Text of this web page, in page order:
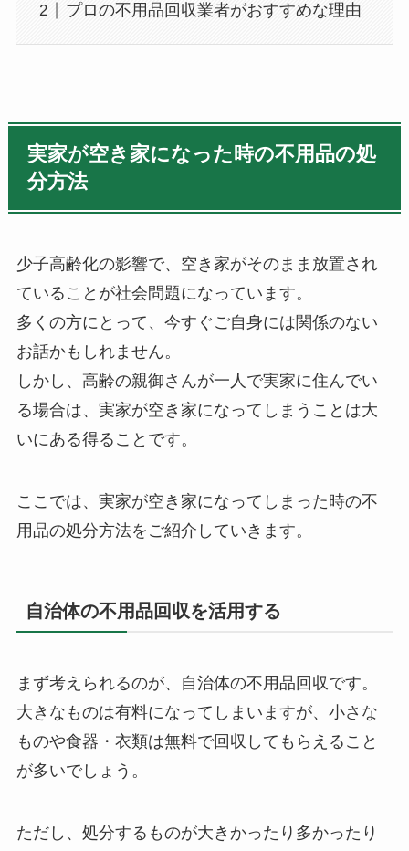
プロの不用品回収業者がおすすめな理由
実家が空き家になった時の不用品の処
分方法
少子高齢化の影響で、空き家がそのまま放置され
ていることが社会問題になっています。
多くの方にとって、今すぐご自身には関係のない
お話かもしれません。
しかし、高齢の親御さんが一人で実家に住んでい
る場合は、実家が空き家になってしまうことは大
いにある得ることです。
ここでは、実家が空き家になってしまった時の不
用品の処分方法をご紹介していきます。
自治体の不用品回収を活用する
まず考えられるのが、自治体の不用品回収です。
大きなものは有料になってしまいますが、小さな
ものや食器・衣類は無料で回収してもらえること
が多いでしょう。
ただし、処分するものが大きかったり多かったり